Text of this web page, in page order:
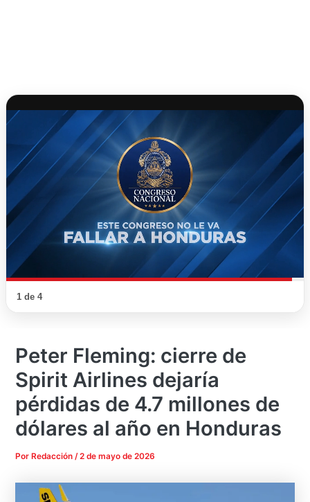
1 de 4
Peter Fleming: cierre de
Spirit Airlines dejaría
pérdidas de 4.7 millones de
dólares al año en Honduras
Por Redacción/2 de mayo de 2026